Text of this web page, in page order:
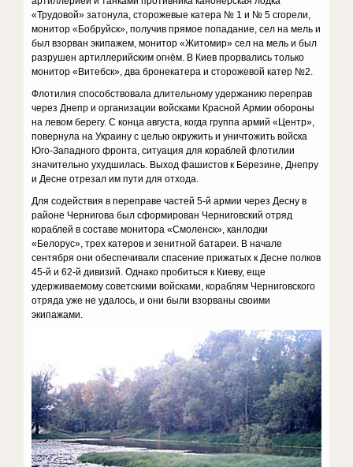
«Трудовой» затонула, сторожевые катера № 1 и № 5 сгорели,
монитор «Бобруйск», получив прямое попадание, сел на мель и
был взорван экипажем, монитор «Житомир» сел на мель и был
разрушен артиллерийским огнём. В Киев прорвались только
монитор «Витебск», два бронекатера и сторожевой катер №2.
Флотилия способствовала длительному удержанию переправ
через Днепр и организации войсками Красной Армии обороны
на левом берегу. С конца августа, когда группа армий «Центр»,
повернула на Украину с целью окружить и уничтожить войска
Юго-Западного фронта, ситуация для кораблей флотилии
значительно ухудшилась. Выход фашистов к Березине, Днепру
и Десне отрезал им пути для отхода.
Для содействия в переправе частей 5-й армии через Десну в
районе Чернигова был сформирован Черниговский отряд
кораблей в составе монитора «Смоленск», канлодки
«Белорус», трех катеров и зенитной батареи. В начале
сентября они обеспечивали спасение прижатых к Десне полков
45-й и 62-й дивизий. Однако пробиться к Киеву, еще
удерживаемому советскими войсками, кораблям Черниговского
отряда уже не удалось, и они были взорваны своими
экипажами.